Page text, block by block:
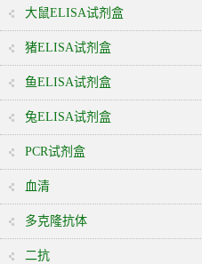
大鼠ELISA试剂盒
猪ELISA试剂盒
鱼ELISA试剂盒
兔ELISA试剂盒
PCR试剂盒
血清
多克隆抗体
二抗